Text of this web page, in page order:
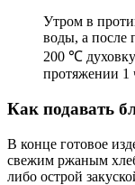
Утром в
воды, а после
200 ℃ духовку
протяжении 1
Как подавать
В конце готовое
свежим ржаным
либо острой